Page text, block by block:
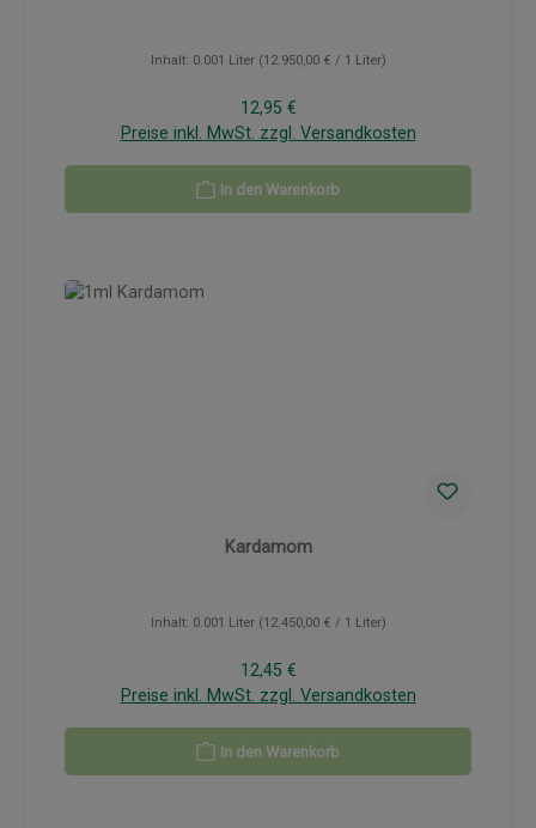
Inhalt: 0.001 Liter (12.950,00 € / 1 Liter)
Regulärer Preis:
12,95 €
Preise inkl. MwSt. zzgl. Versandkosten
In den Warenkorb
Kardamom
Inhalt: 0.001 Liter (12.450,00 € / 1 Liter)
Regulärer Preis:
12,45 €
Preise inkl. MwSt. zzgl. Versandkosten
In den Warenkorb